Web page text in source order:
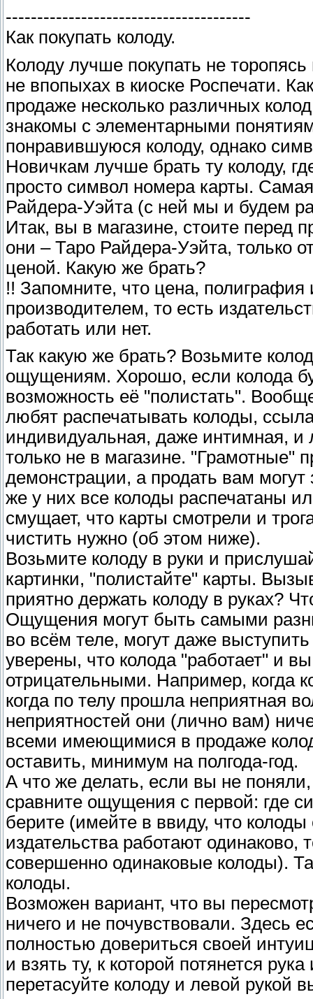
---------------------------------------
Как покупать колоду.
Колоду лучше покупать не
не впопыхах в киоске Роспечати.
продаже несколько различных
знакомы с элементарными
понравившуюся колоду, однако
Новичкам лучше брать ту колоду,
просто символ номера карты.
Райдера-Уэйта (с ней мы и будем
Итак, вы в магазине, стоите перед
они – Таро Райдера-Уэйта, только
ценой. Какую же брать?
!! Запомните, что цена,
производителем, то есть
работать или нет.
Так какую же брать? Возьмите
ощущениям. Хорошо, если колода
возможность её "полистать".
любят распечатывать колоды,
индивидуальная, даже интимная, и
только не в магазине. "Грамотные"
демонстрации, а продать вам
же у них все колоды распечатаны
смущает, что карты смотрели и
чистить нужно (об этом ниже).
Возьмите колоду в руки и
картинки, "полистайте" карты.
приятно держать колоду в руках?
Ощущения могут быть самыми
во всём теле, могут даже
уверены, что колода "работает" и
отрицательными. Например, когда
когда по телу прошла неприятная
неприятностей они (лично вам)
всеми имеющимися в продаже
оставить, минимум на полгода-год.
А что же делать, если вы не
сравните ощущения с первой: где
берите (имейте в ввиду, что колоды
издательства работают одинаково,
совершенно одинаковые колоды).
колоды.
Возможен вариант, что вы
ничего и не почувствовали. Здесь
полностью довериться своей
и взять ту, к которой потянется
перетасуйте колоду и левой рукой